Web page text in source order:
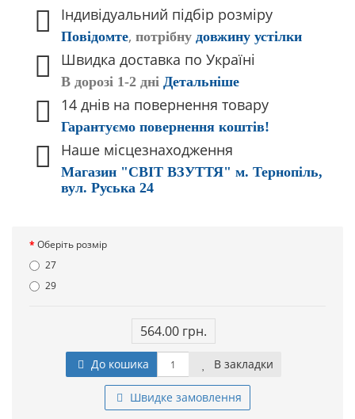
Індивідуальний підбір розміру
Повідомте, потрібну довжину устілки
Швидка доставка по Україні
В дорозі 1-2 дні Детальніше
14 днів на повернення товару
Гарантуємо повернення коштів!
Наше місцезнаходження
Магазин "СВІТ ВЗУТТЯ" м. Тернопіль,
вул. Руська 24
Оберіть розмір
27
29
564.00 грн.
До кошика В закладки
Швидке замовлення